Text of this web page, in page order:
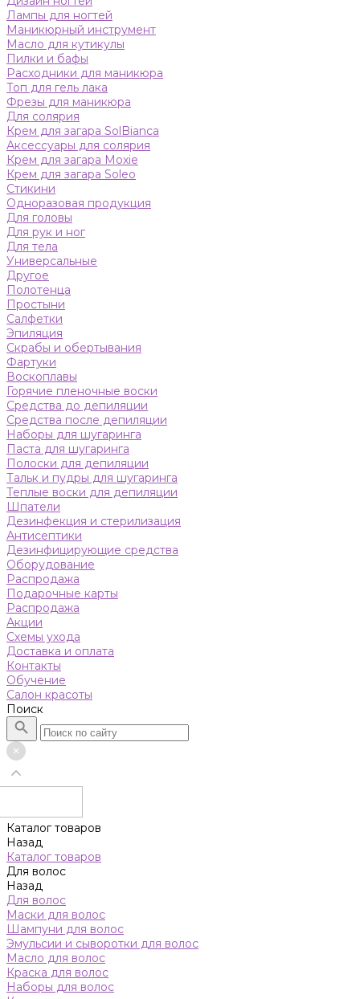
Лампы для ногтей
Маникюрный инструмент
Масло для кутикулы
Пилки и бафы
Расходники для маникюра
Топ для гель лака
Фрезы для маникюра
Для солярия
Крем для загара SolBianca
Аксессуары для солярия
Крем для загара Moxie
Крем для загара Soleo
Стикини
Одноразовая продукция
Для головы
Для рук и ног
Для тела
Универсальные
Другое
Полотенца
Простыни
Салфетки
Эпиляция
Скрабы и обертывания
Фартуки
Воскоплавы
Горячие пленочные воски
Средства до депиляции
Средства после депиляции
Наборы для шугаринга
Паста для шугаринга
Полоски для депиляции
Тальк и пудры для шугаринга
Теплые воски для депиляции
Шпатели
Дезинфекция и стерилизация
Антисептики
Дезинфицирующие средства
Оборудование
Распродажа
Подарочные карты
Распродажа
Акции
Схемы ухода
Доставка и оплата
Контакты
Обучение
Салон красоты
Поиск
Каталог товаров
Назад
Каталог товаров
Для волос
Назад
Для волос
Маски для волос
Шампуни для волос
Эмульсии и сыворотки для волос
Масло для волос
Краска для волос
Наборы для волос